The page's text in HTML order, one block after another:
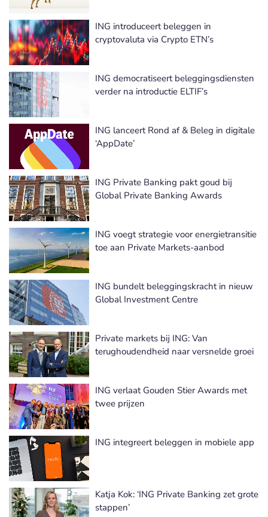
ING introduceert beleggen in
cryptovaluta via Crypto ETN’s
ING democratiseert beleggingsdiensten
verder na introductie ELTIF’s
ING lanceert Rond af & Beleg in digitale
‘AppDate’
ING Private Banking pakt goud bij
Global Private Banking Awards
ING voegt strategie voor energietransitie
toe aan Private Markets-aanbod
ING bundelt beleggingskracht in nieuw
Global Investment Centre
Private markets bij ING: Van
terughoudendheid naar versnelde groei
ING verlaat Gouden Stier Awards met
twee prijzen
ING integreert beleggen in mobiele app
Katja Kok: ‘ING Private Banking zet grote
stappen’